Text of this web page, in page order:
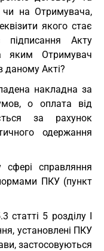
чи на Отримувача,
якого стає
Акту
яким Отримувач
даному Акті?
накладна за
о оплата від
за рахунок
одержання
справляння
ПКУ (пункт
статті 5 розділу I
установлені ПКУ
застосовуються